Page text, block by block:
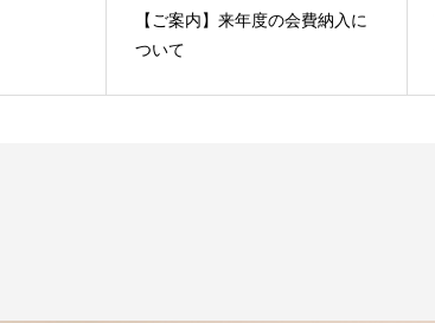
【ご案内】来年度の会費納入に
ついて